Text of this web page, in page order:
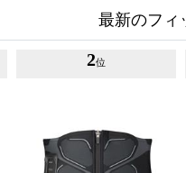
最新のフィ
2位